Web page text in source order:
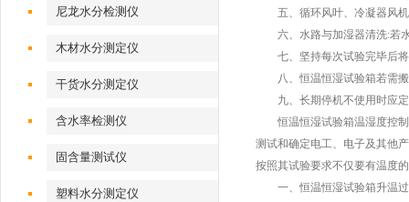
尼龙水分检测仪
木材水分测定仪
干货水分测定仪
含水率检测仪
固含量测试仪
塑料水分测定仪
五、循环风叶、冷凝器风机
六、水路与加湿器清洗:若水
七、坚持每次试验完毕后将
八、恒温恒湿试验箱若需搬
九、长期停机不使用时应定
恒温恒湿试验箱温湿度控制
测试和确定电工、电子及其他
按照其试验要求不仅要有温度
一、恒温恒湿试验箱升温过